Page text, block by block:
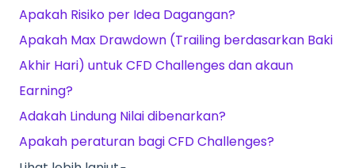
Apakah Risiko per Idea Dagangan?
Apakah Max Drawdown (Trailing berdasarkan Baki
Akhir Hari) untuk CFD Challenges dan akaun
Earning?
Adakah Lindung Nilai dibenarkan?
Apakah peraturan bagi CFD Challenges?